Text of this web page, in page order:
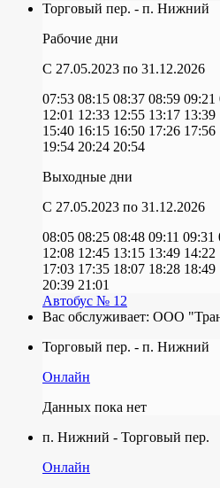
Торговый пер. - п. Нижний
Рабочие дни
C 27.05.2023 по 31.12.2026
07:53 08:15 08:37 08:59 09:21
12:01 12:33 12:55 13:17 13:39
15:40 16:15 16:50 17:26 17:56
19:54 20:24 20:54
Выходные дни
C 27.05.2023 по 31.12.2026
08:05 08:25 08:48 09:11 09:31
12:08 12:45 13:15 13:49 14:22
17:03 17:35 18:07 18:28 18:49
20:39 21:01
Автобус № 12
Вас обслуживает: ООО
Торговый пер. - п. Нижний
Онлайн
Данных пока нет
п. Нижний - Торговый пер.
Онлайн